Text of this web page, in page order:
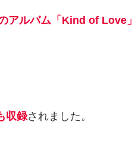
アルバム「Kind of Love」
収録されました。